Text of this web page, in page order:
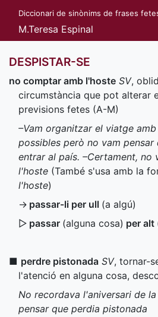
Diccionari de sinònims de frases
M.Teresa Espinal
DESPISTAR-SE
no comptar amb l'hoste SV,
circumstància que pot alterar
previsions fetes (A-M)
–Vam organitzar el viatge
possibles però no vam
entrar al país. –Certament, no
l'hoste (També s'usa amb la
l'hoste)
→ passar-li per ull (a algú)
▷ passar (alguna cosa) per alt
■ perdre pistonada SV, tornar-
l'atenció en alguna cosa,
No recordava l'aniversari de
pensar que perdia pistonada